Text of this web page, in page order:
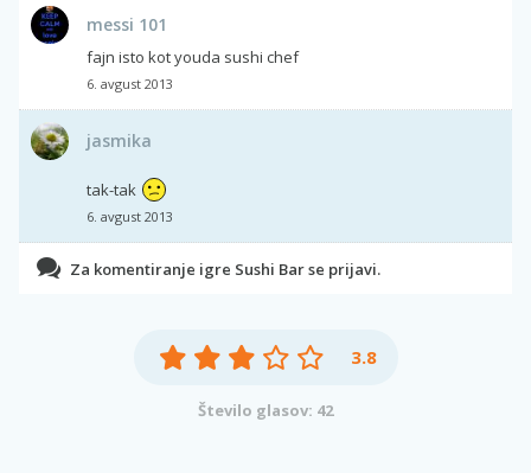
messi 101
fajn isto kot youda sushi chef
6. avgust 2013
jasmika
tak-tak
6. avgust 2013
Za komentiranje igre Sushi Bar se prijavi.
3.8
Število glasov: 42